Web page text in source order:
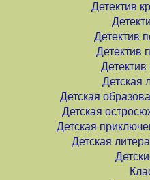
Детектив
Детектив
Детектив
Детская
Детская
Детская
Детская
Детская